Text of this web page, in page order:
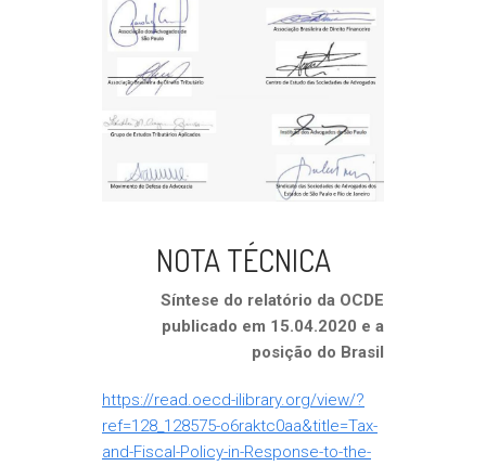
NOTA TÉCNICA
Síntese do relatório da OCDE
publicado em 15.04.2020 e a
posição do Brasil
https://read.oecd-ilibrary.org/view/?
ref=128_128575-o6raktc0aa&title=Tax-
and-Fiscal-Policy-in-Response-to-the-